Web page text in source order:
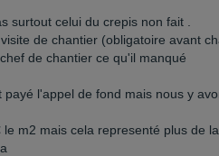
surtout celui du crepis non fait .
de chantier (obligatoire avant
de chantier ce qu'il manqué
l'appel de fond mais nous y
m2 mais cela representé plus de